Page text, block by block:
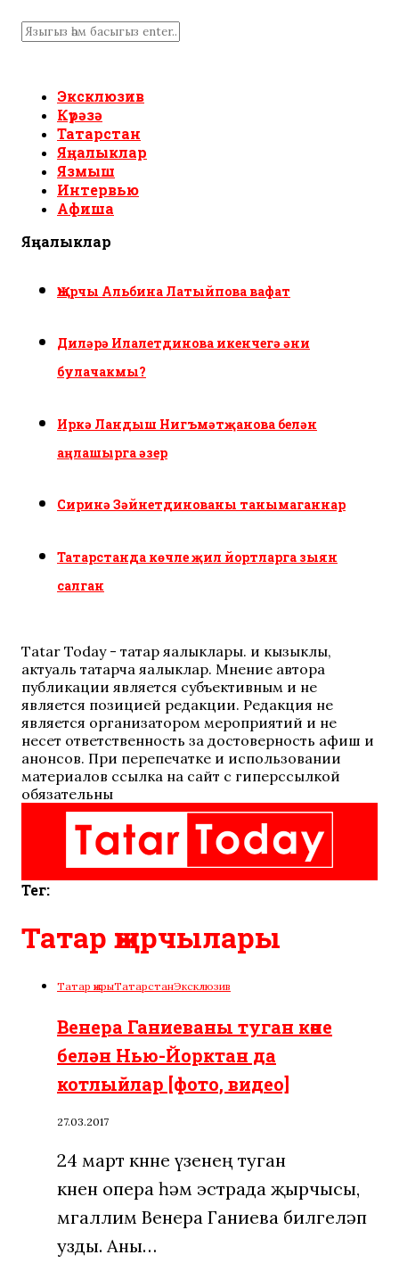
Эксклюзив
Күрәзә
Татарстан
Яңалыклар
Язмыш
Интервью
Афиша
Яңалыклар
Җырчы Альбина Латыйпова вафат
Диләрә Илалетдинова икенчегә әни
булачакмы?
Иркә Ландыш Нигъмәтҗанова белән
аңлашырга әзер
Сиринә Зәйнетдинованы танымаганнар
Татарстанда көчле җил йортларга зыян
салган
Tatar Today - татар яңалыклары. иң кызыклы,
актуаль татарча яңалыклар. Мнение автора
публикации является субъективным и не
является позицией редакции. Редакция не
является организатором мероприятий и не
несет ответственность за достоверность афиш и
анонсов. При перепечатке и использовании
материалов ссылка на сайт с гиперссылкой
обязательны
Тег:
Татар җырчылары
Татар җырыТатарстанЭксклюзив
Венера Ганиеваны туган көне
белән Нью-Йорктан да
котлыйлар [фото, видео]
27.03.2017
24 март көнне үзенең туган
көнен опера һәм эстрада җырчысы,
мөгаллим Венера Ганиева билгеләп
узды. Аны…